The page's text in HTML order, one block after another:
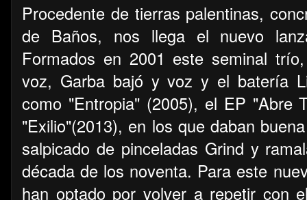
Procedente de tierras palentinas,
de Baños, nos llega el nuevo
Formados en 2001 este seminal
voz, Garba bajó y voz y el batería
como "Entropia" (2005), el EP "Abre
"Exilio"(2013), en los que daban
salpicado de pinceladas Grind y
década de los noventa. Para este
han optado por volver a repetir con